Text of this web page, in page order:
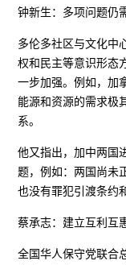
钟新生：多项问题仍
多伦多社区与文化中
权和民主等意识形态
一步加强。例如，加
能源和资源的需求极
系。
他又指出，加中两国
题，例如：两国尚未
也没有罪犯引渡条约
蔡承志：建立互利互
全国华人保守党联合